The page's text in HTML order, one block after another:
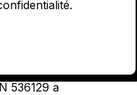
536129 a